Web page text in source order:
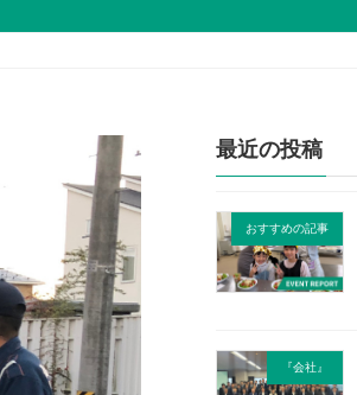
最近の投稿
おすすめの記事
『会社』